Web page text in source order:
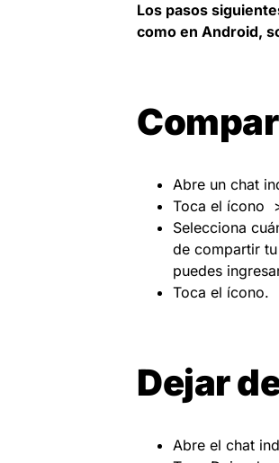
Los pasos
como en Android,
Abre un chat
Toca el ícono
Selecciona
de compartir
puedes
Toca el ícono.
Dejar
Abre el chat